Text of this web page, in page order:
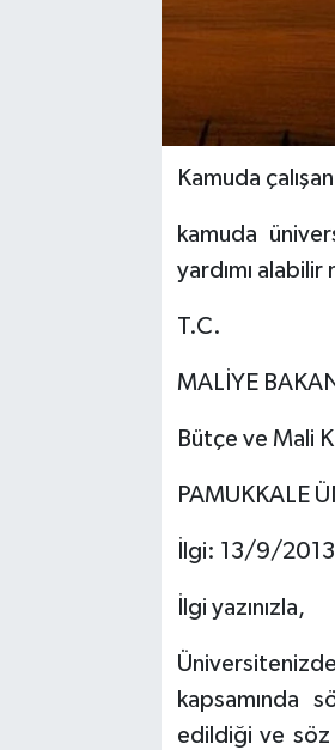
Kamuda
kamuda
yardımı alabilir
T.C.
MALİYE
Bütçe ve Mali
PAMUKKALE
İlgi: 13/9/
İlgi yazınızla,
kapsamında
edildiği ve söz